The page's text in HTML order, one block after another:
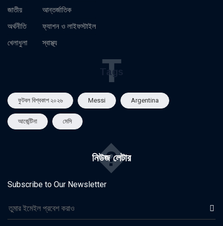
জাতীয়
অর্থনীতি
খেলাধুলা
আন্তর্জাতিক
ফ্যাশন ও লাইফস্টাইল
স্বাস্থ্য
Tags
T
ফুটবল বিশ্বকাপ ২০২৬ Messi Argentina
আর্জেন্টিনা মেসি
নিউজ লেটার
�
Subscribe to Our Newsletter